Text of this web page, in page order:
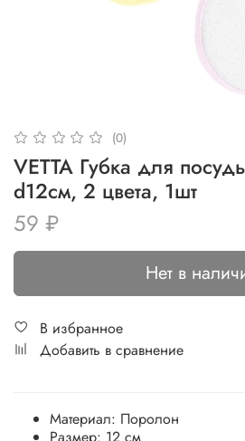
(0)
VETTA Губка для
d12см, 2 цвета, 1шт
59 ₽
Нет в
В избранное
Добавить в сравнение
Материал: Поролон
Размер: 12 см